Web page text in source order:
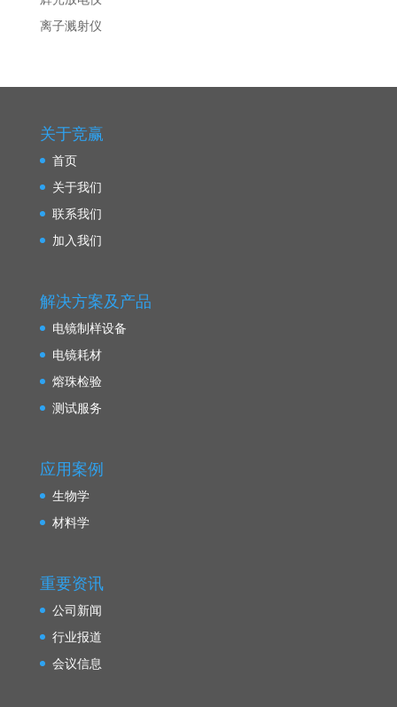
离子溅射仪
关于竞赢
首页
关于我们
联系我们
加入我们
解决方案及产品
电镜制样设备
电镜耗材
熔珠检验
测试服务
应用案例
生物学
材料学
重要资讯
公司新闻
行业报道
会议信息